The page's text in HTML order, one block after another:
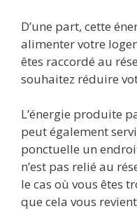
D’une part, cette
alimenter votre
êtes raccordé au
souhaitez réduire
L’énergie produite
peut également
ponctuelle un
n’est pas relié au
le cas où vous êtes
que cela vous